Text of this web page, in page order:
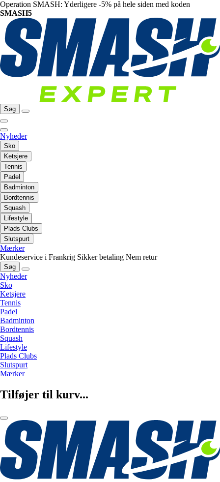
Operation SMASH: Yderligere -5% på hele siden med koden
SMASH5
Søg
Nyheder
Sko
Ketsjere
Tennis
Padel
Badminton
Bordtennis
Squash
Lifestyle
Plads Clubs
Slutspurt
Mærker
Kundeservice i Frankrig Sikker betaling Nem retur
Søg
Nyheder
Sko
Ketsjere
Tennis
Padel
Badminton
Bordtennis
Squash
Lifestyle
Plads Clubs
Slutspurt
Mærker
Tilføjer til kurv...